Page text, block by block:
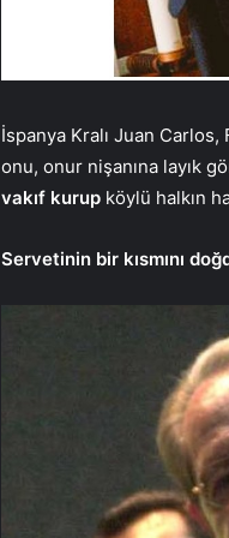
İspanya Kralı Juan Carlos,
onu, onur nişanına layık
vakıf kurup köylü halkın
Servetinin bir kısmını